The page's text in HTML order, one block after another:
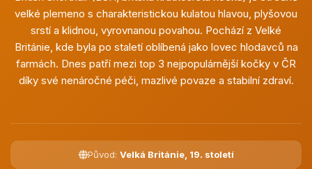
velké plemeno s charakteristickou kulatou hlavou, plyšovou
srstí a klidnou, vyrovnanou povahou. Pochází z Velké
Británie, kde byla po staletí oblíbená jako lovec hlodavců na
farmách. Dnes patří mezi top 3 nejpopulárnější kočky v ČR
díky své nenáročné péči, mazlivé povaze a stabilní zdraví.
Původ: Velká Británie, 19. století